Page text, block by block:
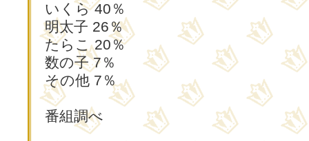
いくら 40％
明太子 26％
たらこ 20％
数の子 7％
その他 7％
番組調べ